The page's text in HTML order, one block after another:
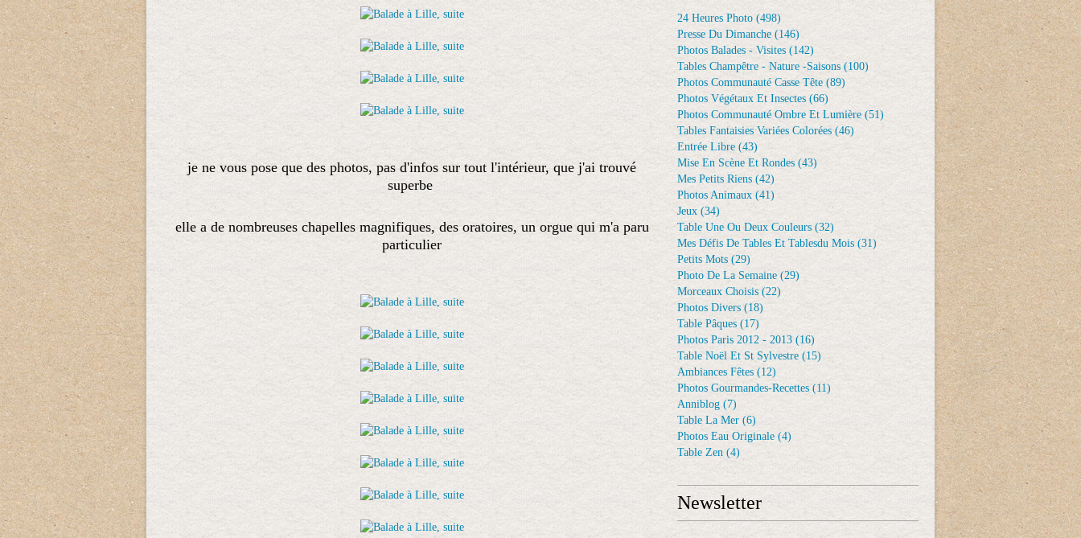
je ne vous pose que des photos, pas d'infos sur tout l'intérieur, que j'ai trouvé
superbe
elle a de nombreuses chapelles magnifiques, des oratoires, un orgue qui m'a paru
particulier
24 Heures Photo (498)
Presse Du Dimanche (146)
Photos Balades - Visites (142)
Tables Champêtre - Nature -saisons (100)
Photos Communauté Casse Tête (89)
Photos Végétaux Et Insectes (66)
Photos Communauté Ombre Et Lumière (51)
Tables Fantaisies Variées Colorées (46)
Entrée Libre (43)
Mise En Scène Et Rondes (43)
Mes Petits Riens (42)
Photos Animaux (41)
Jeux (34)
Table Une Ou Deux Couleurs (32)
Mes Défis De Tables Et Tablesdu Mois (31)
Petits Mots (29)
Photo De La Semaine (29)
Morceaux Choisis (22)
Photos Divers (18)
Table Pâques (17)
Photos Paris 2012 - 2013 (16)
Table Noël Et St Sylvestre (15)
Ambiances Fêtes (12)
Photos Gourmandes-Recettes (11)
Anniblog (7)
Table La Mer (6)
Photos Eau Originale (4)
Table Zen (4)
Newsletter